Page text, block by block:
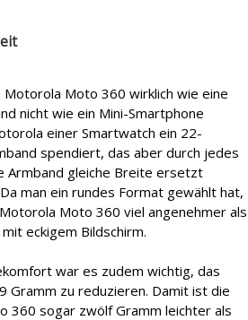
Motorola Moto 360 wirklich wie eine
nicht wie ein Mini-Smartphone
einer Smartwatch ein 22-
spendiert, das aber durch jedes
Armband gleiche Breite ersetzt
man ein rundes Format gewählt hat,
Moto 360 viel angenehmer als
eckigem Bildschirm.
war es zudem wichtig, das
Gramm zu reduzieren. Damit ist die
360 sogar zwölf Gramm leichter als